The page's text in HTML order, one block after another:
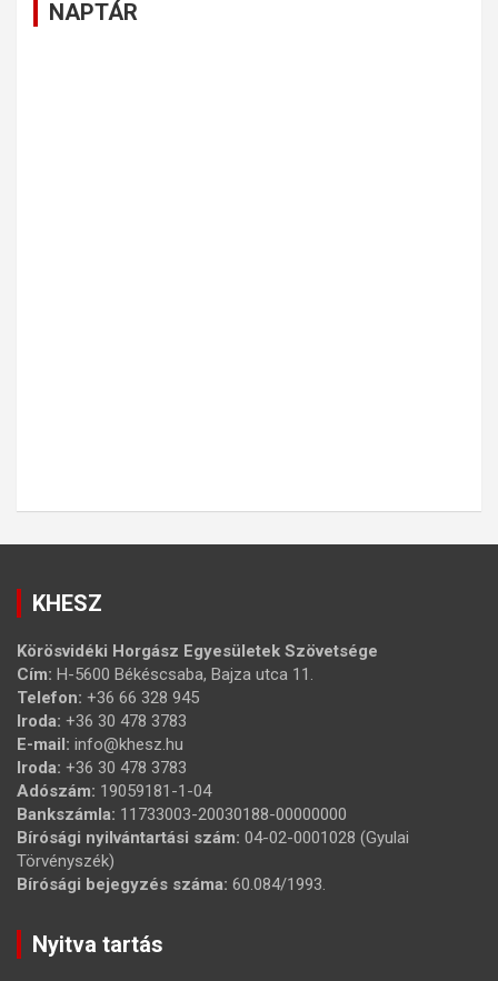
NAPTÁR
KHESZ
Körösvidéki Horgász Egyesületek Szövetsége
Cím: H-5600 Békéscsaba, Bajza utca 11.
Telefon: +36 66 328 945
Iroda: +36 30 478 3783
E-mail: info@khesz.hu
Iroda: +36 30 478 3783
Adószám: 19059181-1-04
Bankszámla: 11733003-20030188-00000000
Bírósági nyilvántartási szám: 04-02-0001028 (Gyulai
Törvényszék)
Bírósági bejegyzés száma: 60.084/1993.
Nyitva tartás